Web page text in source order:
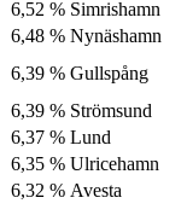
6,52 % Simrishamn
6,48 % Nynäshamn
6,39 % Gullspång
6,39 % Strömsund
6,37 % Lund
6,35 % Ulricehamn
6,32 % Avesta